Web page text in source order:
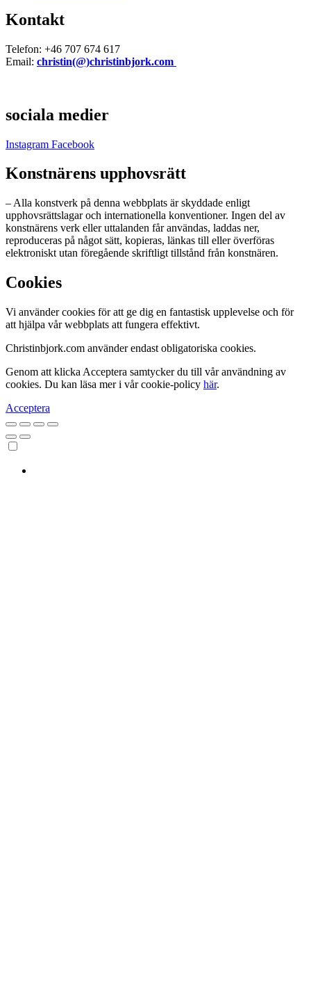
Kontakt
Telefon: +46 707 674 617
Email: christin(@)christinbjork.com
sociala medier
Instagram Facebook
Konstnärens upphovsrätt
– Alla konstverk på denna webbplats är skyddade enligt
upphovsrättslagar och internationella konventioner. Ingen del av
konstnärens verk eller uttalanden får användas, laddas ner,
reproduceras på något sätt, kopieras, länkas till eller överföras
elektroniskt utan föregående skriftligt tillstånd från konstnären.
Cookies
Vi använder cookies för att ge dig en fantastisk upplevelse och för
att hjälpa vår webbplats att fungera effektivt.
Christinbjork.com använder endast obligatoriska cookies.
Genom att klicka Acceptera samtycker du till vår användning av
cookies. Du kan läsa mer i vår cookie-policy här.
Acceptera